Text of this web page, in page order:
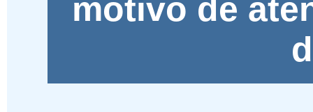
motivo de